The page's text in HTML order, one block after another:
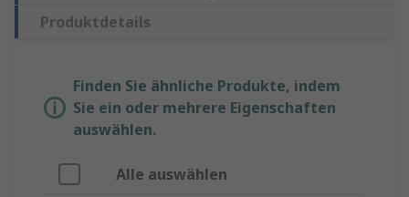
Produktdetails
Finden Sie ähnliche Produkte, indem
Sie ein oder mehrere Eigenschaften
auswählen.
Alle auswählen